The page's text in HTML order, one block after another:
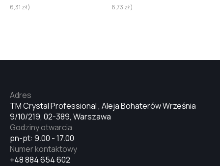
6,31 zł)
6,73 zł)
TM Crystal Professional , Aleja Bohaterów Września
9/10/219, 02-389, Warszawa
Adres
pn-pt: 9.00 - 17.00
Godziny otwarcia
+48 884 654 602
Numer kontaktowy